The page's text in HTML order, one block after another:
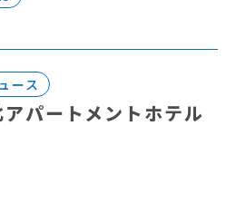
ース
パートメントホテル